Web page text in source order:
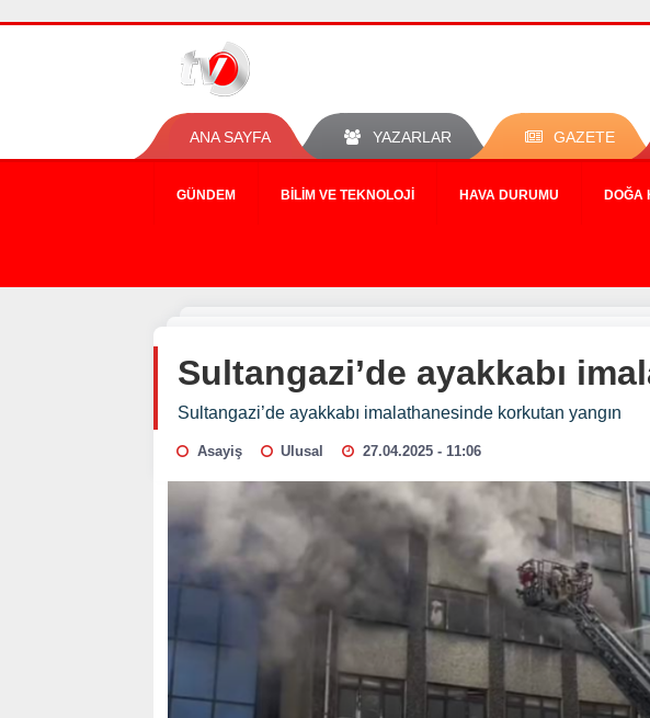
ANA SAYFA YAZARLAR GAZETE
GÜNDEM BILIM VE TEKNOLOJI HAVA DURUMU DOĞA
Sultangazi’de ayakkabı
Sultangazi’de ayakkabı imalathanesinde korkutan yangın
Asayiş Ulusal 27.04.2025 - 11:06